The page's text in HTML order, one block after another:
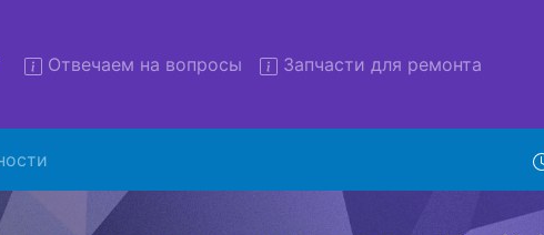
Отвечаем на вопросы Запчасти для ремонта
кондиционеров Daikin
с вывозом в